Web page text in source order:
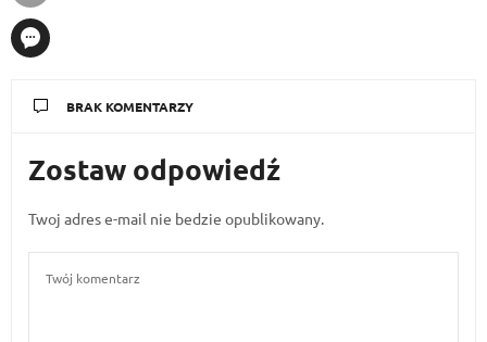
BRAK KOMENTARZY
Zostaw odpowiedź
Twoj adres e-mail nie bedzie opublikowany.